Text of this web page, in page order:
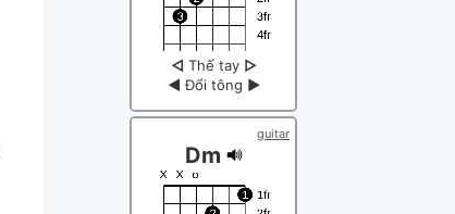
◁ Thế tay ▷
◀ Đổi tông ▶
guitar
Dm